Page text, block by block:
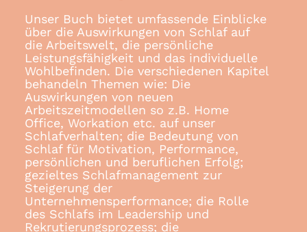
Unser Buch bietet umfassende Einblicke
über die Auswirkungen von Schlaf auf
die Arbeitswelt, die persönliche
Leistungsfähigkeit und das individuelle
Wohlbefinden. Die verschiedenen Kapitel
behandeln Themen wie: Die
Auswirkungen von neuen
Arbeitszeitmodellen so z.B. Home
Office, Workation etc. auf unser
Schlafverhalten; die Bedeutung von
Schlaf für Motivation, Performance,
persönlichen und beruflichen Erfolg;
gezieltes Schlafmanagement zur
Steigerung der
Unternehmensperformance; die Rolle
des Schlafs im Leadership und
Rekrutierungsprozess; die